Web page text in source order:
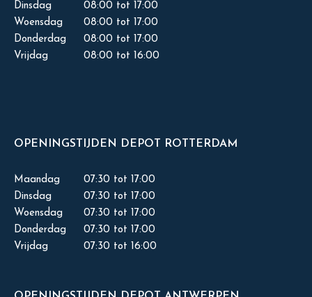
Dinsdag
08:00 tot 17:00
Woensdag
08:00 tot 17:00
Donderdag
08:00 tot 17:00
Vrijdag
08:00 tot 16:00
OPENINGSTIJDEN DEPOT ROTTERDAM
Maandag
07:30 tot 17:00
Dinsdag
07:30 tot 17:00
Woensdag
07:30 tot 17:00
Donderdag
07:30 tot 17:00
Vrijdag
07:30 tot 16:00